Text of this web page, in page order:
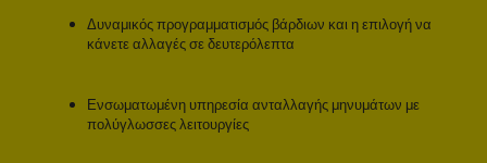
Δυναμικός προγραμματισμός βάρδιων και η επιλογή να
κάνετε αλλαγές σε δευτερόλεπτα
Ενσωματωμένη υπηρεσία ανταλλαγής μηνυμάτων με
πολύγλωσσες λειτουργίες